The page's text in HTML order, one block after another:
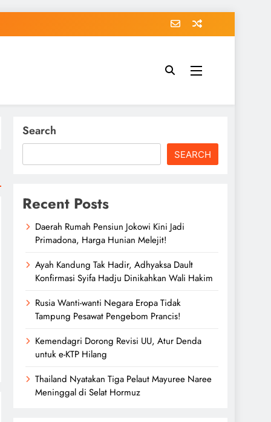
Search
SEARCH
Recent Posts
Daerah Rumah Pensiun Jokowi Kini Jadi
Primadona, Harga Hunian Melejit!
Ayah Kandung Tak Hadir, Adhyaksa Dault
Konfirmasi Syifa Hadju Dinikahkan Wali Hakim
Rusia Wanti-wanti Negara Eropa Tidak
Tampung Pesawat Pengebom Prancis!
Kemendagri Dorong Revisi UU, Atur Denda
untuk e-KTP Hilang
Thailand Nyatakan Tiga Pelaut Mayuree Naree
Meninggal di Selat Hormuz